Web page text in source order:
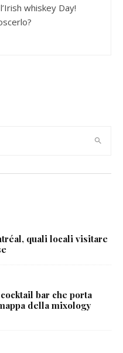
whiskey Day!
quali locali visitare
bar che porta
della mixology